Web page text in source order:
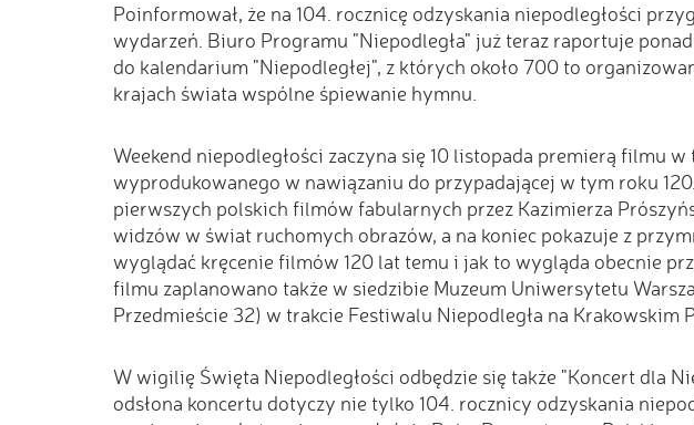
Poinformował, że na 104. rocznicę odzyskania niepodległości
wydarzeń. Biuro Programu "Niepodległa" już teraz raportuje
do kalendarium "Niepodległej", z których około 700 to
krajach świata wspólne śpiewanie hymnu.
Weekend niepodległości zaczyna się 10 listopada premierą filmu
wyprodukowanego w nawiązaniu do przypadającej w tym roku
pierwszych polskich filmów fabularnych przez Kazimierza
widzów w świat ruchomych obrazów, a na koniec pokazuje z
wyglądać kręcenie filmów 120 lat temu i jak to wygląda obecnie
filmu zaplanowano także w siedzibie Muzeum Uniwersytetu
Przedmieście 32) w trakcie Festiwalu Niepodległa na Krakowskim
W wigilię Święta Niepodległości odbędzie się także "Koncert dla
odsłona koncertu dotyczy nie tylko 104. rocznicy odzyskania